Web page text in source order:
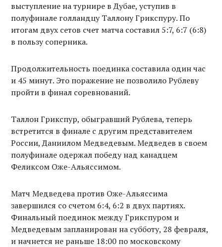
выступление на турнире в Дубае, уступив в
полуфинале голландцу Таллону Грикспуру. По
итогам двух сетов счет матча составил 5:7, 6:7 (6:8)
в пользу соперника.
Продолжительность поединка составила один час
и 45 минут. Это поражение не позволило Рублеву
пройти в финал соревнований.
Таллон Грикспур, обыгравший Рублева, теперь
встретится в финале с другим представителем
России, Даниилом Медведевым. Медведев в своем
полуфинале одержал победу над канадцем
Феликсом Оже-Альяссимом.
Матч Медведева против Оже-Альяссима
завершился со счетом 6:4, 6:2 в двух партиях.
Финальный поединок между Грикспуром и
Медведевым запланирован на субботу, 28 февраля,
и начнется не раньше 18:00 по московскому